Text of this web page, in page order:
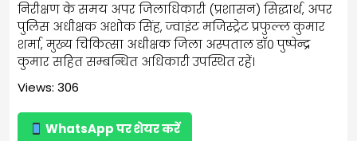
निरीक्षण के समय अपर जिलाधिकारी (प्रशासन) सिद्धार्थ, अपर
पुलिस अधीक्षक अशोक सिंह, ज्वाइंट मजिस्ट्रेट प्रफुल्ल कुमार
शर्मा, मुख्य चिकित्सा अधीक्षक जिला अस्पताल डॉ0 पुष्पेन्द्र
कुमार सहित सम्बन्धित अधिकारी उपस्थित रहें।
Views: 306
WhatsApp पर शेयर करें